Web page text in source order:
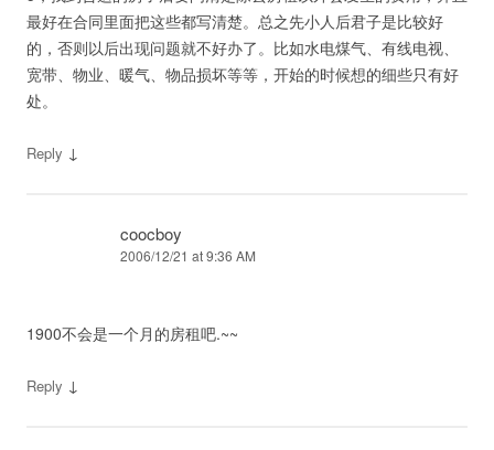
最好在合同里面把这些都写清楚。总之先小人后君子是比较好
的，否则以后出现问题就不好办了。比如水电煤气、有线电视、
宽带、物业、暖气、物品损坏等等，开始的时候想的细些只有好
处。
Reply ↓
coocboy
2006/12/21 at 9:36 AM
1900不会是一个月的房租吧.~~
Reply ↓